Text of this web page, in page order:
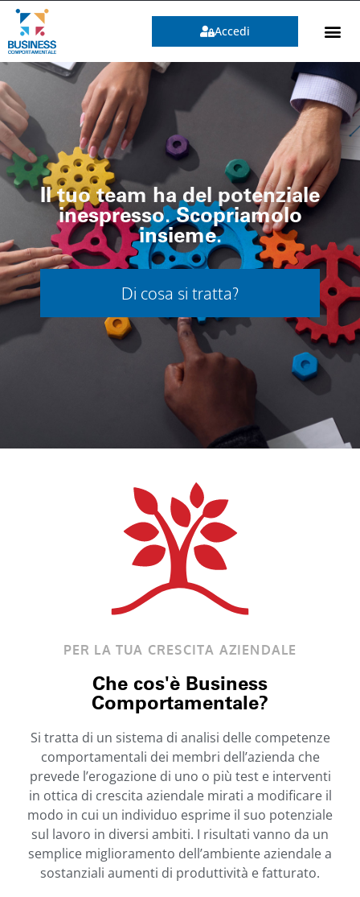
Accedi
Il tuo team ha del potenziale
inespresso. Scopriamolo
insieme.
Di cosa si tratta?
Scopri di più »
PER LA TUA CRESCITA AZIENDALE
Che cos'è Business
Comportamentale?
Si tratta di un sistema di analisi delle competenze
comportamentali dei membri dell’azienda che
prevede l’erogazione di uno o più test e interventi
in ottica di crescita aziendale mirati a modificare il
modo in cui un individuo esprime il suo potenziale
sul lavoro in diversi ambiti. I risultati vanno da un
semplice miglioramento dell’ambiente aziendale a
sostanziali aumenti di produttività e fatturato.
Vai alla pagina »